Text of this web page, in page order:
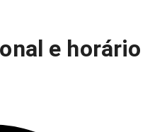
e horário